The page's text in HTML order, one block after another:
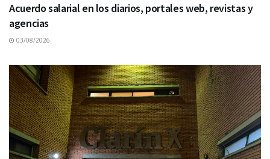
Acuerdo salarial en los diarios, portales web, revistas y
agencias
03/08/2026